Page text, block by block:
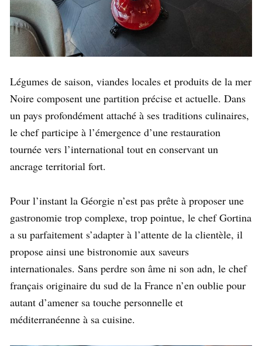
Légumes de saison, viandes locales et produits de la mer
Noire composent une partition précise et actuelle. Dans
un pays profondément attaché à ses traditions culinaires,
le chef participe à l’émergence d’une restauration
tournée vers l’international tout en conservant un
ancrage territorial fort.
Pour l’instant la Géorgie n’est pas prête à proposer une
gastronomie trop complexe, trop pointue, le chef Gortina
a su parfaitement s’adapter à l’attente de la clientèle, il
propose ainsi une bistronomie aux saveurs
internationales. Sans perdre son âme ni son adn, le chef
français originaire du sud de la France n’en oublie pour
autant d’amener sa touche personnelle et
méditerranéenne à sa cuisine.